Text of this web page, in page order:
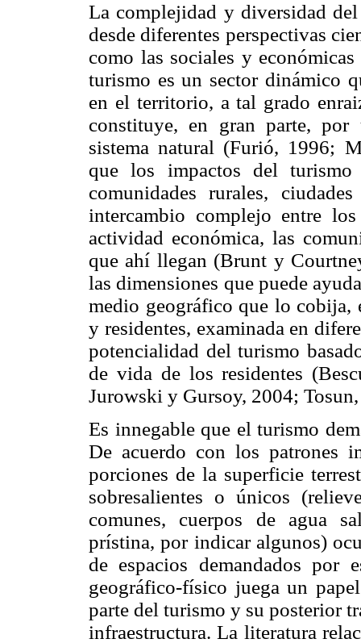
La complejidad y diversidad
desde diferentes perspectivas
como las sociales y
turismo es un sector dinámico
en el territorio, a tal grado
constituye, en gran parte, por
sistema natural (Furió, 1996;
que los impactos del
comunidades rurales,
intercambio complejo entre
actividad económica, las
que ahí llegan (Brunt y
las dimensiones que puede
medio geográfico que lo cobija,
y residentes, examinada en
potencialidad del turismo
de vida de los residentes
Jurowski y Gursoy, 2004;
Es innegable que el turismo
De acuerdo con los patrones
porciones de la superficie
sobresalientes o únicos
comunes, cuerpos de agua
prístina, por indicar algunos)
de espacios demandados por
geográfico-físico juega un
parte del turismo y su posterior
infraestructura. La literatura